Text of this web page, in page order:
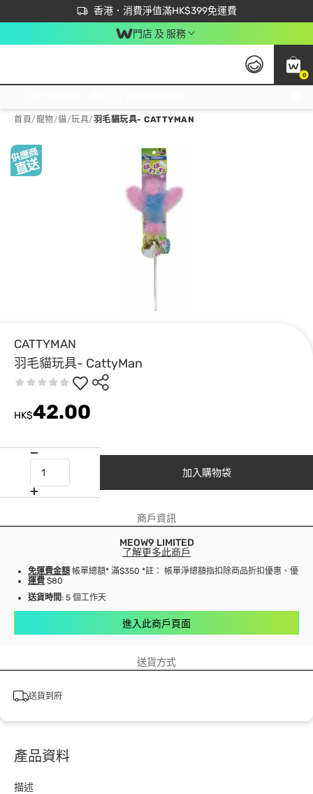
香港．消費淨值滿HK$399免運費
立即成為易賞錢會員盡享獨家優惠
首次APP下單買滿$450 輸入 NEWAPP 即減$50
門店 及 服務
0
首頁/寵物/貓/玩具/羽毛貓玩具- CATTYMAN
CATTYMAN
羽毛貓玩具- CattyMan
HK$42.00
加入購物袋
商戶資訊
MEOW9 LIMITED
了解更多此商戶
免運費金額 帳單總額* 滿$350 *註： 帳單淨總額指扣除商品折扣優惠、優惠
運費 $80
送貨時間: 5 個工作天
進入此商戶頁面
送貨方式
送貨到府
產品資料
描述